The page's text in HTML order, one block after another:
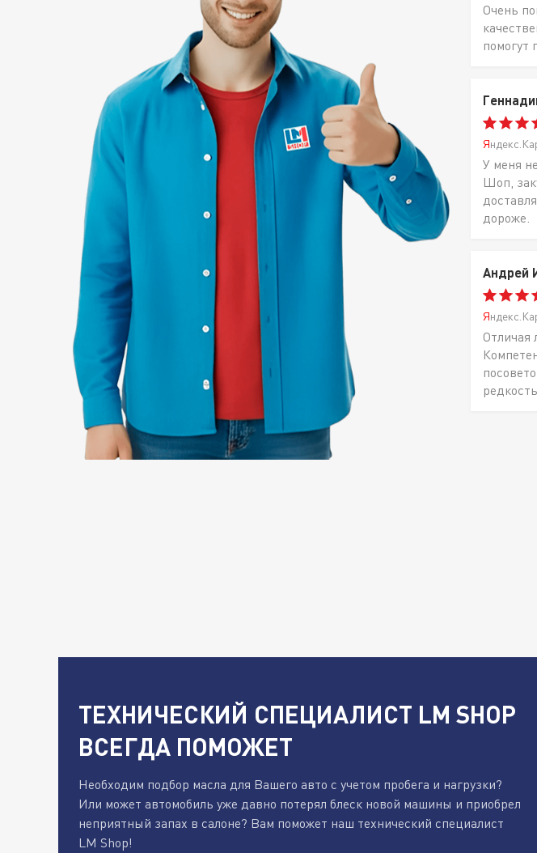
Очень
помогут
У меня
Шоп,
дороже.
Андрей
Отличая
ТЕХНИЧЕСКИЙ СПЕЦИАЛИСТ LM SHOP
ВСЕГДА ПОМОЖЕТ
Необходим подбор масла для Вашего авто с учетом пробега и нагрузки?
Или может автомобиль уже давно потерял блеск новой машины и приобрел
неприятный запах в салоне? Вам поможет наш технический специалист
LM Shop!